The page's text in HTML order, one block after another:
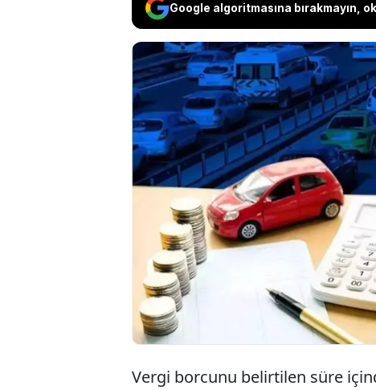
Google algoritmasına bırakmayın,
Motorlu
gün yaklaştı!
ödemeler
bankacılık
Vergi borcunu belirtilen süre